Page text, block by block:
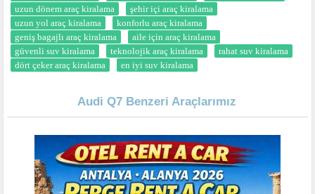
uzun dönem araç kiralama
şehir içi araç kiralama
uzun yol araç kiralama
konforlu araç kiralama
geniş bagajlı araç kiralama
aile için araç kiralama
güvenli suv kiralama
teknolojik araç kiralama
rahat suv kiralama
dört çeker araç kiralama
en iyi suv kiralama
Audi Q7 Benzeri Araçlarımız